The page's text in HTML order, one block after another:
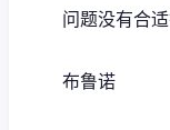
问题没有合适
布鲁诺